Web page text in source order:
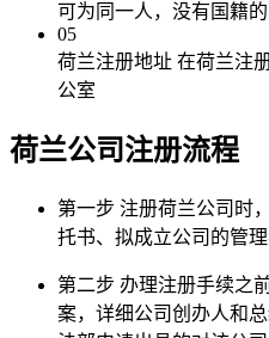
可为同一人，没有国籍的
05
荷兰注册地址 在荷兰注
公室
荷兰公司注册流程
第一步 注册荷兰公司时
托书、拟成立公司的管
第二步 办理注册手续之
案，详细公司创办人和